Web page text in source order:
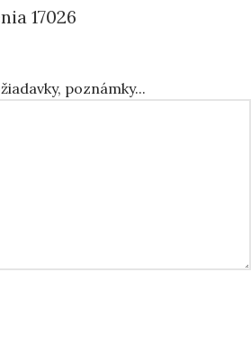
17026
poznámky...